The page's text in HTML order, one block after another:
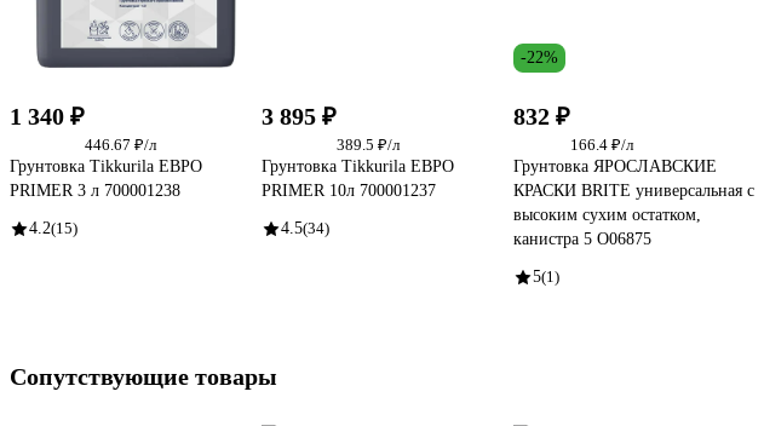
1 340 ₽
446.67 ₽/л
Грунтовка Tikkurila ЕВРО
PRIMER 3 л 700001238
4.2(15)
3 895 ₽
389.5 ₽/л
Грунтовка Tikkurila ЕВРО
PRIMER 10л 700001237
4.5(34)
-22%
832 ₽
166.4 ₽/л
Грунтовка ЯРОСЛАВСКИЕ
КРАСКИ BRITE универсальная с
высоким сухим остатком,
канистра 5 О06875
5(1)
Сопутствующие товары